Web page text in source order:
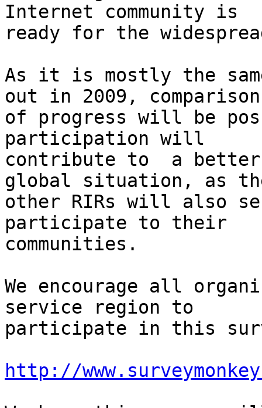
Internet community is
ready for the
As it is mostly the
out in 2009, comparison
of progress will be
participation will
contribute to  a better
global situation, as
other RIRs will also
participate to their
communities.
We encourage all
service region to
participate in this
http://